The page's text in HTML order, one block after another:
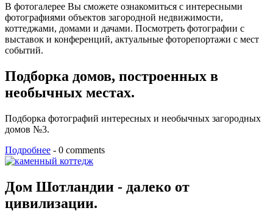
В фотогалерее Вы сможете ознакомиться с интересными
фотографиями объектов загородной недвижимости,
коттеджами, домами и дачами. Посмотреть фотографии с
выставок и конференций, актуальные фоторепортажи с мест
событий.
Подборка домов, построенных в
необычных местах.
Подборка фотографий интересных и необычных загородных
домов №3.
Подробнее - 0 comments
Дом Шотландии - далеко от
цивилизации.